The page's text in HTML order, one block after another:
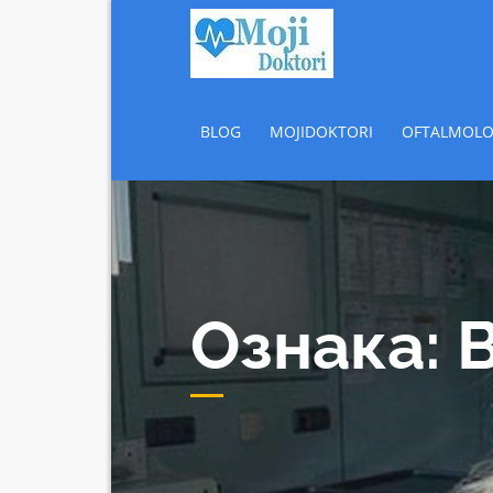
BLOG MOJIDOKTORI
Ознака: